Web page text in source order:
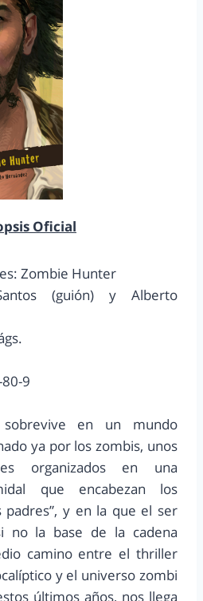
Oficial
Zombie Hunter
(guión) y Alberto
9
sobrevive en un mundo
ya por los zombis, unos
organizados en una
que encabezan los
padres”, y en la que el ser
no la base de la cadena
camino entre el thriller
y el universo zombi
últimos años, nos llega